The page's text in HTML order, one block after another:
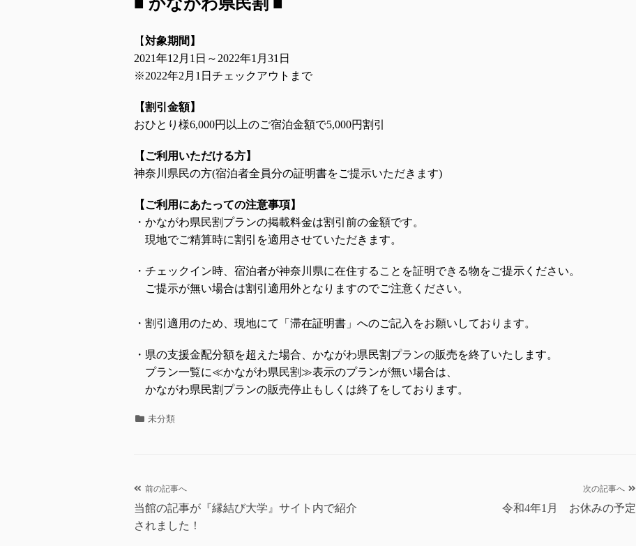
【対象期間】
2021年12月1日～2022年1月31日
※2022年2月1日チェックアウトまで
【割引金額】
おひとり様6,000円以上のご宿泊金額で5,000円割引
【ご利用いただける方】
神奈川県民の方(宿泊者全員分の証明書をご提示いただきます)
【ご利用にあたっての注意事項】
・かながわ県民割プランの掲載料金は割引前の金額です。
現地でご精算時に割引を適用させていただきます。
・チェックイン時、宿泊者が神奈川県に在住することを証明できる物をご提示ください。
ご提示が無い場合は割引適用外となりますのでご注意ください。
・割引適用のため、現地にて「滞在証明書」へのご記入をお願いしております。
・県の支援金配分額を超えた場合、かながわ県民割プランの販売を終了いたします。
プラン一覧に≪かながわ県民割≫表示のプランが無い場合は、
かながわ県民割プランの販売停止もしくは終了をしております。
カ 未分類
投
稿
前の記事へ
当館の記事が『縁結び大学』サイト内で紹介
されました！
次の記事へ
令和4年1月 お休みの予定